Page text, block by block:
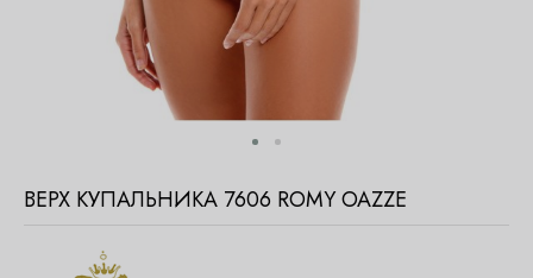
ВЕРХ КУПАЛЬНИКА 7606 ROMY OAZZE